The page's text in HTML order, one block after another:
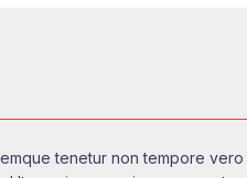
tenetur non tempore